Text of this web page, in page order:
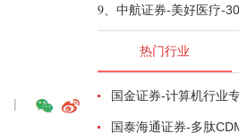
|
9、
热门行业